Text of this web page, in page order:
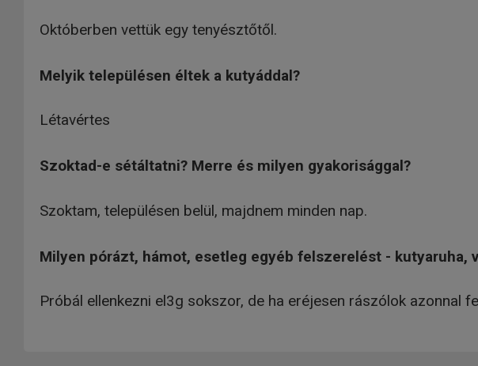
Októberben vettük egy tenyésztőtől.
Melyik településen éltek a kutyáddal?
Létavértes
Szoktad-e sétáltatni? Merre és milyen gyakorisággal?
Szoktam, településen belül, majdnem minden nap.
Milyen pórázt, hámot, esetleg egyéb felszerelést -
Próbál ellenkezni el3g sokszor, de ha eréjesen rászólok azonnal